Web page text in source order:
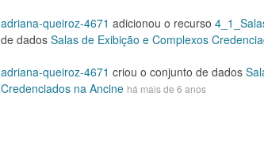
adriana-queiroz-4671 adicionou o recurso
de dados Salas de Exibição e Complexos
adriana-queiroz-4671 criou o conjunto de dados
Credenciados na Ancine há mais de 6 anos